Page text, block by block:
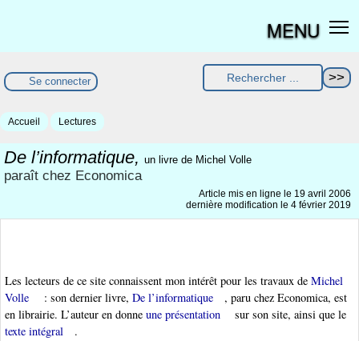
MENU
Se connecter
Accueil Lectures
De l’informatique, un livre de Michel Volle
paraît chez Economica
Article mis en ligne le 19 avril 2006
dernière modification le 4 février 2019
Les lecteurs de ce site connaissent mon intérêt pour les travaux de Michel
Volle
: son dernier livre, De l’informatique
, paru chez Economica, est
en librairie. L’auteur en donne une présentation
sur son site, ainsi que le
texte intégral
.